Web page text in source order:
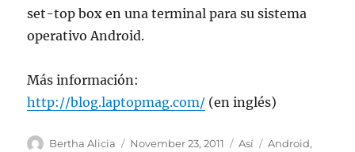
set-top box en una terminal para su sistema
operativo Android.
Más información:
http://blog.laptopmag.com/ (en inglés)
Author
Bertha Alicia
Posted
November 23, 2011 Categories
Así Tags
Android,